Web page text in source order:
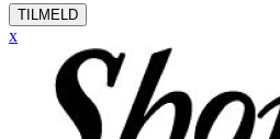
TILMELD
x